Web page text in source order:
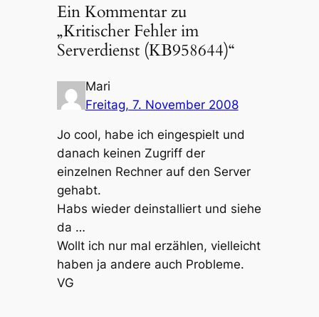
Ein Kommentar zu
„Kritischer Fehler im
Serverdienst (KB958644)“
Mari
Freitag, 7. November 2008
Jo cool, habe ich eingespielt und
danach keinen Zugriff der
einzelnen Rechner auf den Server
gehabt.
Habs wieder deinstalliert und siehe
da …
Wollt ich nur mal erzählen, vielleicht
haben ja andere auch Probleme.
VG